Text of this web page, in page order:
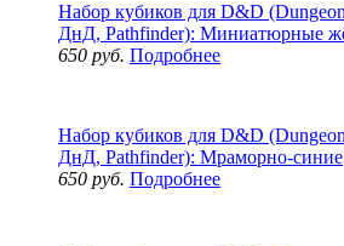
Набор кубиков для D&D
ДнД, Pathfinder): Миниатюрные
650 руб. Подробнее
Набор кубиков для D&D
ДнД, Pathfinder): Мраморно-синие
650 руб. Подробнее